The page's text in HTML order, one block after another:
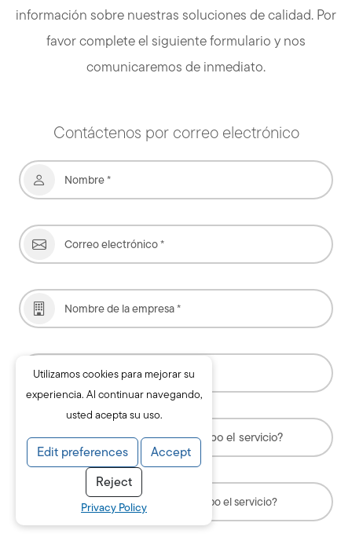
información sobre nuestras soluciones de calidad. Por
favor complete el siguiente formulario y nos
comunicaremos de inmediato.
Contáctenos por correo electrónico
Utilizamos cookies para mejorar su
experiencia. Al continuar navegando,
usted acepta su uso.
Edit preferences
Accept
Reject
Privacy Policy